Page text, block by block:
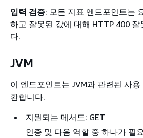
입력 검증: 모든 지표 엔드포인트는
하고 잘못된 값에 대해 HTTP 400 잘
다.
JVM
이 엔드포인트는 JVM과 관련된 사
환합니다.
지원되는 메서드: GET
인증 및 다음 역할 중 하나가 필